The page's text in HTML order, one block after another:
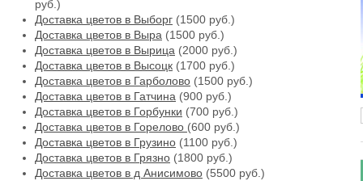
руб.)
Доставка цветов в Выборг (1500 руб.)
Доставка цветов в Выра (1500 руб.)
Доставка цветов в Вырица (2000 руб.)
Доставка цветов в Высоцк (1700 руб.)
Доставка цветов в Гарболово (1500 руб.)
Доставка цветов в Гатчина (900 руб.)
Доставка цветов в Горбунки (700 руб.)
Доставка цветов в Горелово (600 руб.)
Доставка цветов в Грузино (1100 руб.)
Доставка цветов в Грязно (1800 руб.)
Доставка цветов в д Анисимово (5500 руб.)